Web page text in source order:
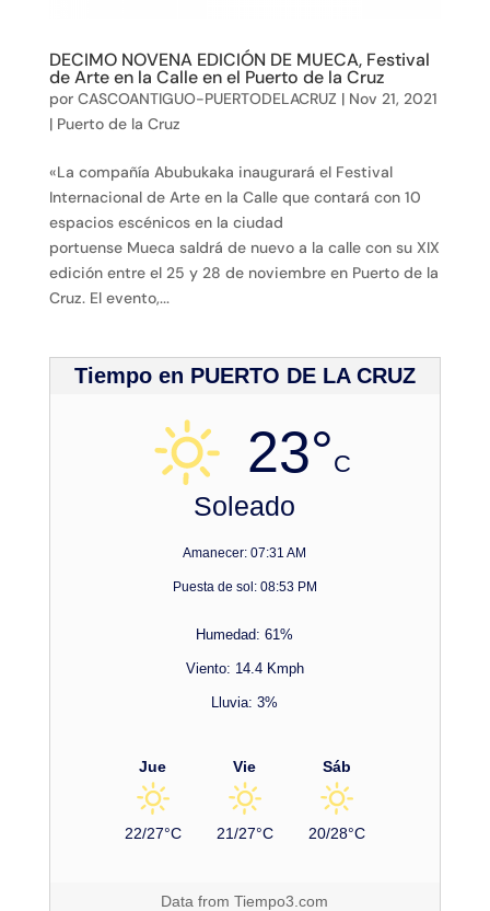
DECIMO NOVENA EDICIÓN DE MUECA, Festival
de Arte en la Calle en el Puerto de la Cruz
por CASCOANTIGUO-PUERTODELACRUZ | Nov 21, 2021
| Puerto de la Cruz
«La compañía Abubukaka inaugurará el Festival
Internacional de Arte en la Calle que contará con 10
espacios escénicos en la ciudad
portuense Mueca saldrá de nuevo a la calle con su XIX
edición entre el 25 y 28 de noviembre en Puerto de la
Cruz. El evento,...
Tiempo en PUERTO DE LA CRUZ
23°C
Soleado
Amanecer: 07:31 AM
Puesta de sol: 08:53 PM
Humedad: 61%
Viento: 14.4 Kmph
Lluvia: 3%
Jue
22/27°C
Vie
21/27°C
Sáb
20/28°C
Data fromTiempo3.com